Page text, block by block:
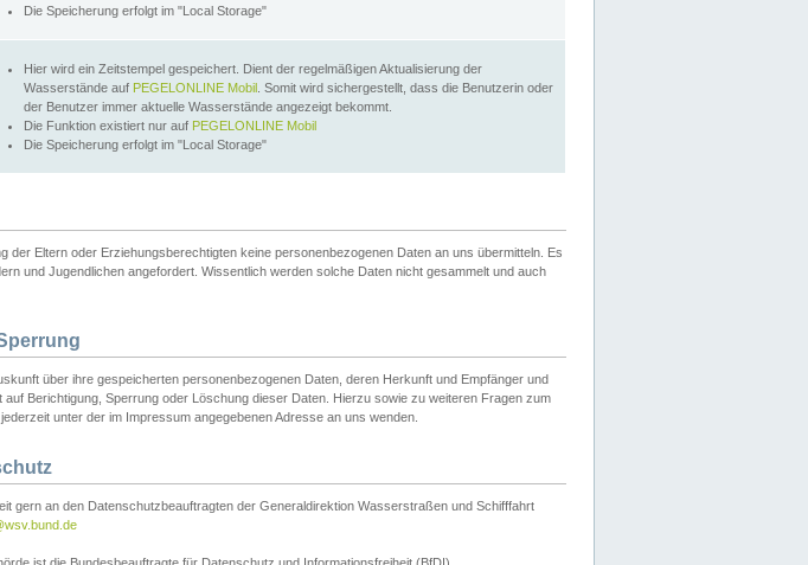
Die Speicherung erfolgt im "Local Storage"
Hier wird ein Zeitstempel gespeichert. Dient der regelmäßigen Aktualisierung der
Wasserstände auf PEGELONLINE Mobil . Somit wird sichergestellt, dass die Benutzerin oder
der Benutzer immer aktuelle Wasserstände angezeigt bekommt.
Die Funktion existiert nur auf PEGELONLINE Mobil
Die Speicherung erfolgt im "Local Storage"
der Eltern oder Erziehungsberechtigten keine personenbezogenen Daten an uns übermitteln. Es
und Jugendlichen angefordert. Wissentlich werden solche Daten nicht gesammelt und auch
über ihre gespeicherten personenbezogenen Daten, deren Herkunft und Empfänger und
Berichtigung, Sperrung oder Löschung dieser Daten. Hierzu sowie zu weiteren Fragen zum
unter der im Impressum angegebenen Adresse an uns wenden.
gern an den Datenschutzbeauftragten der Generaldirektion Wasserstraßen und Schifffahrt